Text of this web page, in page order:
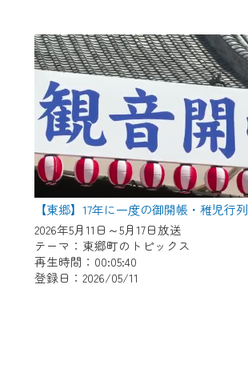
【東郷】17年に一度の御開帳・稚児行列
2026年5月11日～5月17日放送
テーマ：東郷町のトピックス
再生時間：00:05:40
登録日：2026/05/11